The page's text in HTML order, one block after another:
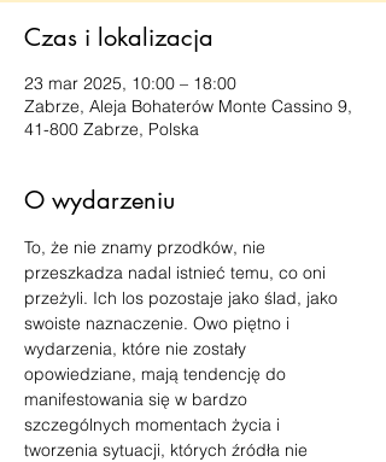
Czas i lokalizacja
23 mar 2025, 10:00 – 18:00
Zabrze, Aleja Bohaterów Monte Cassino 9,
41-800 Zabrze, Polska
O wydarzeniu
To, że nie znamy przodków, nie
przeszkadza nadal istnieć temu, co oni
przeżyli. Ich los pozostaje jako ślad, jako
swoiste naznaczenie. Owo piętno i
wydarzenia, które nie zostały
opowiedziane, mają tendencję do
manifestowania się w bardzo
szczególnych momentach życia i
tworzenia sytuacji, których źródła nie